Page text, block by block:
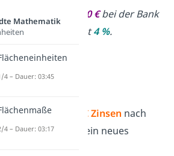
250 €bei der Bank
Zinssatz beträgt4 %.
also 10 €Zinsen nach
Jahr. Das ergibt ein neues
Mathematik
4 – Dauer: 03:45
4 – Dauer: 03:17